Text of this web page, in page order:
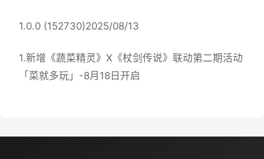
1.0.0 (152730)2025/08/13
1.新增《蔬菜精灵》X《杖剑传说》联动第二期活动
「菜就多玩」-8月18日开启